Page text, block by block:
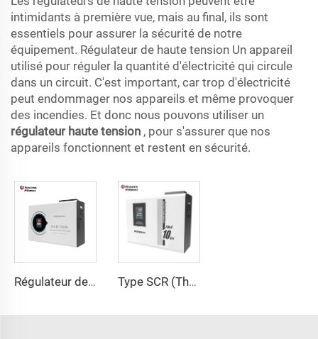
intimidants à première vue, mais au final, ils sont
essentiels pour assurer la sécurité de notre
équipement. Régulateur de haute tension Un appareil
utilisé pour réguler la quantité d'électricité qui circule
dans un circuit. C'est important, car trop d'électricité
peut endommager nos appareils et même provoquer
des incendies. Et donc nous pouvons utiliser un
régulateur haute tension , pour s'assurer que nos
appareils fonctionnent et restent en sécurité.
Régulateur de Tension SCR (Thyristor) ITK-B Série Type SCR (Thyristor) régulateur de tension Série ITK-A